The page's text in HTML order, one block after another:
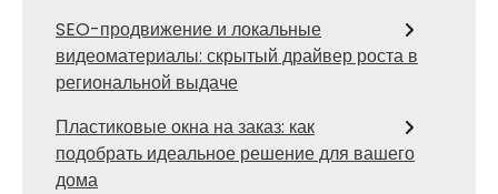
SEO-продвижение и локальные
видеоматериалы: скрытый драйвер роста в
региональной выдаче
Пластиковые окна на заказ: как
подобрать идеальное решение для вашего
дома